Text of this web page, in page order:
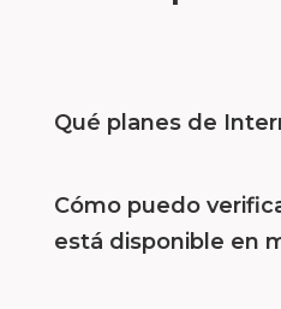
Qué planes de
Cómo puedo
está disponible en